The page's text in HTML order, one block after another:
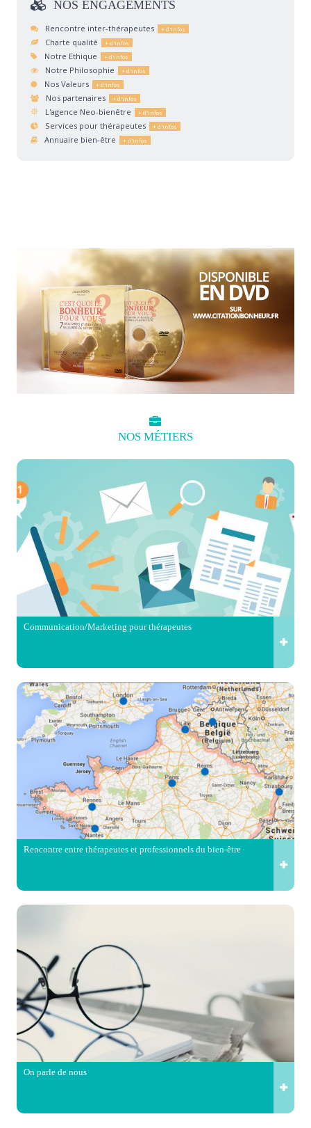
NOS ENGAGEMENTS
Rencontre inter-thérapeutes
Charte qualité
Notre Ethique
Notre Philosophie
Nos Valeurs
Nos partenaires
L'agence Neo-bienêtre
Services pour thérapeutes
Annuaire bien-être
NOS MÉTIERS
Communication/Marketing pour thérapeutes
Rencontre entre thérapeutes et professionnels du bien-être
On parle de nous